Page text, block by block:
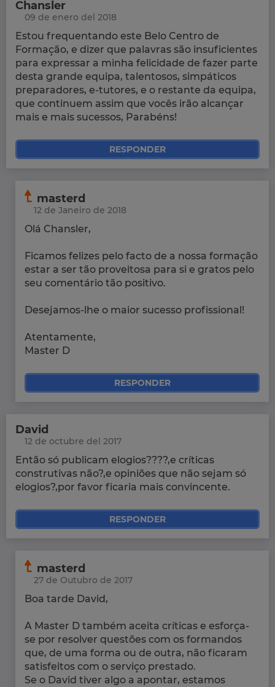
Chansler
09 de enero del 2018
Estou frequentando este Belo Centro de
Formação, e dizer que palavras são insuficientes
para expressar a minha felicidade de fazer parte
desta grande equipa, talentosos, simpáticos
preparadores, e-tutores, e o restante da equipa,
que continuem assim que vocês irão alcançar
mais e mais sucessos, Parabéns!
RESPONDER
masterd
12 de Janeiro de 2018
Olá Chansler,
Ficamos felizes pelo facto de a nossa formação
estar a ser tão proveitosa para si e gratos pelo
seu comentário tão positivo.
Desejamos-lhe o maior sucesso profissional!
Atentamente,
Master D
RESPONDER
David
12 de octubre del 2017
Então só publicam elogios????,e críticas
construtivas não?,e opiniões que não sejam só
elogios?,por favor ficaria mais convincente.
RESPONDER
masterd
27 de Outubro de 2017
Boa tarde David,
A Master D também aceita críticas e esforça-
se por resolver questões com os formandos
que, de uma forma ou de outra, não ficaram
satisfeitos com o serviço prestado.
Se o David tiver algo a apontar, estamos